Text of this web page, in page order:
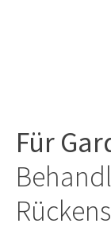
Für